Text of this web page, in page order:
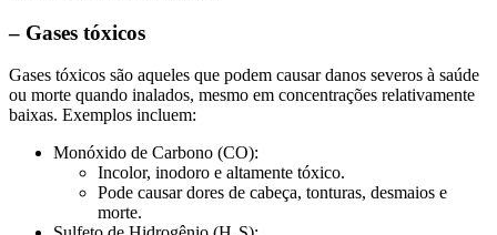
– Gases tóxicos
Gases tóxicos são aqueles que podem causar danos severos à saúde
ou morte quando inalados, mesmo em concentrações relativamente
baixas. Exemplos incluem:
Monóxido de Carbono (CO):
Incolor, inodoro e altamente tóxico.
Pode causar dores de cabeça, tonturas, desmaios e
morte.